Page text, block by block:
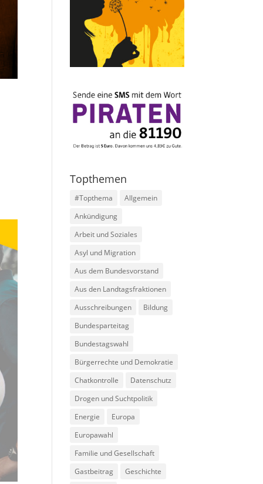
Topthemen
#Topthema
Allgemein
Ankündigung
Arbeit und Soziales
Asyl und Migration
Aus dem Bundesvorstand
Aus den Landtagsfraktionen
Ausschreibungen
Bildung
Bundesparteitag
Bundestagswahl
Bürgerrechte und Demokratie
Chatkontrolle
Datenschutz
Drogen und Suchtpolitik
Energie
Europa
Europawahl
Familie und Gesellschaft
Gastbeitrag
Geschichte